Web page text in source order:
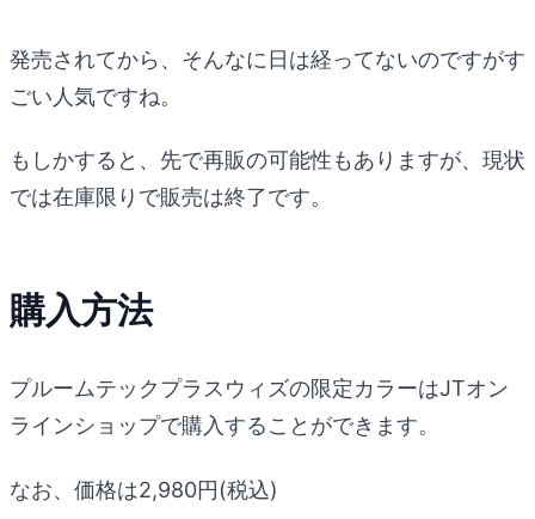
発売されてから、そんなに日は経ってないのですがす
ごい人気ですね。
もしかすると、先で再販の可能性もありますが、現状
では在庫限りで販売は終了です。
購入方法
プルームテックプラスウィズの限定カラーはJTオン
ラインショップで購入することができます。
なお、価格は2,980円(税込)